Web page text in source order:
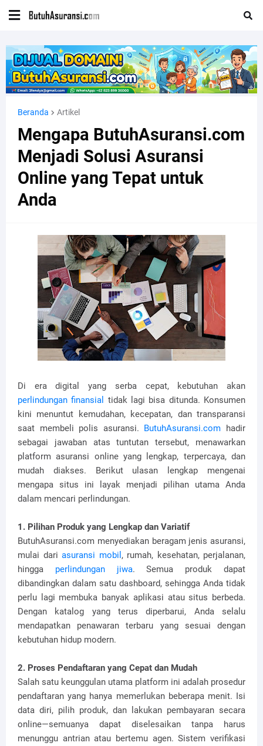
Beranda Artikel
Mengapa ButuhAsuransi.com
Menjadi Solusi Asuransi
Online yang Tepat untuk
Anda
Di era digital yang serba cepat, kebutuhan akan
perlindungan finansial
tidak lagi bisa ditunda. Konsumen
kini menuntut kemudahan, kecepatan, dan transparansi
saat membeli polis asuransi. ButuhAsuransi.com hadir
sebagai jawaban atas tuntutan tersebut, menawarkan
platform asuransi online yang lengkap, terpercaya, dan
mudah diakses. Berikut ulasan lengkap mengenai
mengapa situs ini layak menjadi pilihan utama Anda
dalam mencari perlindungan.
1. Pilihan Produk yang Lengkap dan Variatif
ButuhAsuransi.com menyediakan beragam jenis asuransi,
mulai dari asuransi mobil , rumah, kesehatan, perjalanan,
hingga perlindungan jiwa. Semua produk dapat
dibandingkan dalam satu dashboard, sehingga Anda tidak
perlu lagi membuka banyak aplikasi atau situs berbeda.
Dengan katalog yang terus diperbarui, Anda selalu
mendapatkan penawaran terbaru yang sesuai dengan
kebutuhan hidup modern.
2. Proses Pendaftaran yang Cepat dan Mudah
Salah satu keunggulan utama platform ini adalah prosedur
pendaftaran yang hanya memerlukan beberapa menit. Isi
data diri, pilih produk, dan lakukan pembayaran secara
online—semuanya dapat diselesaikan tanpa harus
menunggu antrian atau bertemu agen. Sistem verifikasi